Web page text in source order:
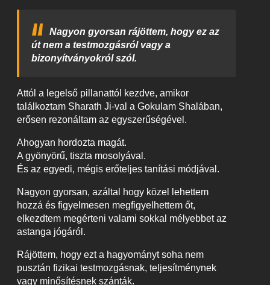
Nagyon gyorsan rájöttem, hogy ez az
út nem a testmozgásról vagy a
bizonyítványokról szól.
Attól a legelső pillanattól kezdve, amikor
találkoztam Sharath Ji-val a Gokulam Shalában,
erősen rezonáltam az egyszerűségével.
Ahogyan hordozta magát.
A gyönyörű, tiszta mosolyával.
És az egyedi, mégis erőteljes tanítási módjával.
Nagyon gyorsan, azáltal hogy közel lehettem
hozzá és figyelmesen megfigyelhettem őt,
elkezdtem megérteni valami sokkal mélyebbet az
astanga jógáról.
Rájöttem, hogy ezt a hagyományt soha nem
pusztán fizikai testmozgásnak, teljesítménynek
vagy minősítésnek szánták.